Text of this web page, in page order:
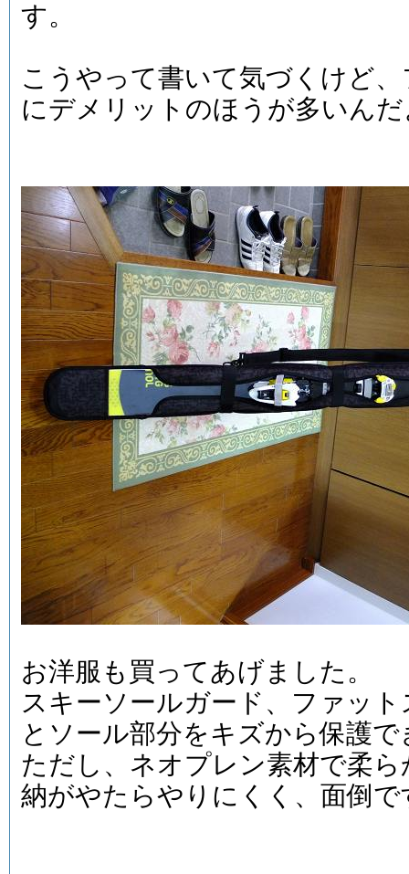
す。
こうやって書いて気づくけど
にデメリットのほうが多いん
お洋服も買ってあげました。
スキーソールガード、ファッ
とソール部分をキズから保護
ただし、ネオプレン素材で柔
納がやたらやりにくく、面倒で